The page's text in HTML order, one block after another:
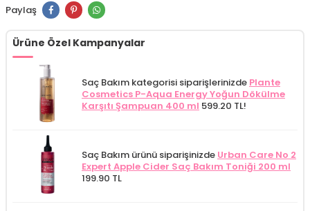
Paylaş
Ürüne Özel Kampanyalar
Saç Bakım kategorisi siparişlerinizde Plante
Cosmetics P-Aqua Energy Yoğun Dökülme
Karşıtı Şampuan 400 ml 599.20 TL!
Saç Bakım ürünü siparişinizde Urban Care No 2
Expert Apple Cider Saç Bakım Toniği 200 ml
199.90 TL